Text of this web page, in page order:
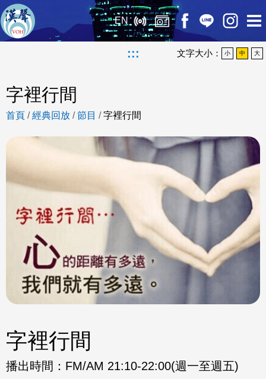
EN
::: 文字大小： 小 中 大
字裡行間
首頁 /經典回放 /節目 /字裡行間
字裡行間
播出時間： FM/AM 21:10-22:00(週一至週五)